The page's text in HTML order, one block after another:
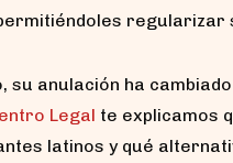
su anulación ha
Legal te explicamos
latinos y qué